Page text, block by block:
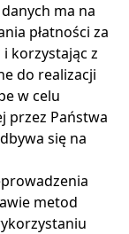
ma na
płatności za
korzystając z
do realizacji
w celu
przez Państwa
się na
metod